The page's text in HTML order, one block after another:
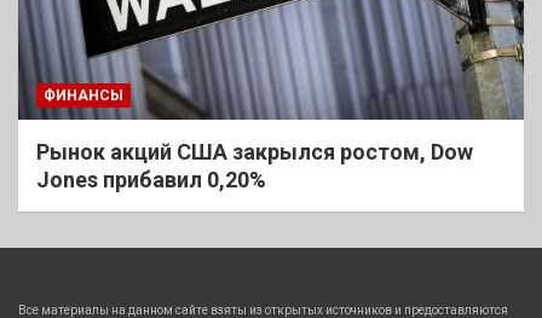
ФИНАНСЫ
Рынок акций США закрылся ростом, Dow
Jones прибавил 0,20%
Все материалы на данном сайте взяты из открытых источников и предоставляются